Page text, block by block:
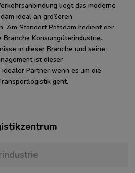
liegt das moderne
ideal an größeren
Am Standort Potsdam bedient der
Konsumgüterindustrie.
in dieser Branche und seine
ist dieser
Partner wenn es um die
geht.